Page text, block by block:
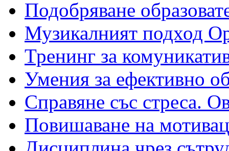
Подобряване
Музикалният подход
Тренинг за
Умения за ефективно
Справяне със стреса.
Повишаване на